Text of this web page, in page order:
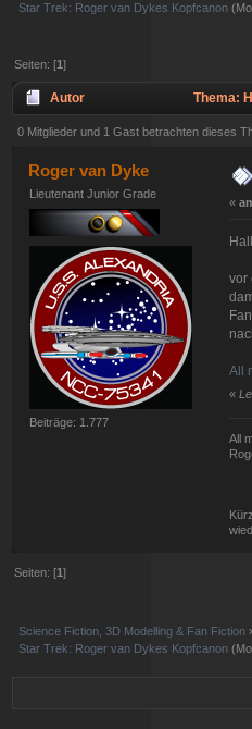
Star Trek: Roger van Dykes Kopfcanon
Seiten: [1]
Autor Thema:
0 Mitglieder und 1 Gast betrachten dieses
Roger van Dyke
Lieutenant Junior Grade
Beiträge: 1.777
«
vor
All
«
All
Seiten: [1]
Science Fiction, 3D Modelling & Fan Fiction
Star Trek: Roger van Dykes Kopfcanon